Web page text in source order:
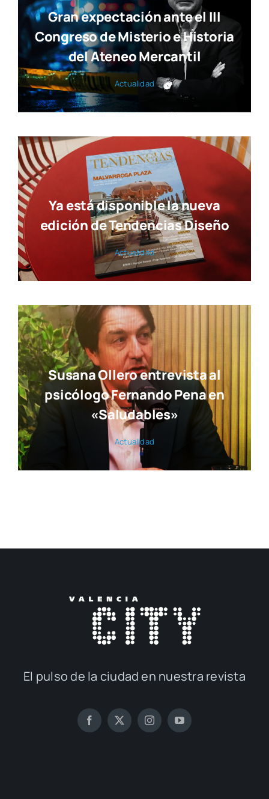
Gran expectación ante el III
Congreso de Misterio e Historia
del Ateneo Mercantil
Actua­li­dad
Ya está disponible la nueva
edición de Tendencias Diseño
Actua­li­dad
Susana Ollero entrevista al
psicólogo Fernando Pena en
«Saludables»
Actua­li­dad
El pul­so de la ciu­dad en nues­tra revis­ta